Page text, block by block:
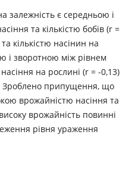
залежність є середньою і
та кількістю бобів (r =
кількістю насінин на
і зворотною між рівнем
на рослині (r = -0,13)
Зроблено припущення, що
врожайністю насіння та
врожайність повинні
рівня ураження